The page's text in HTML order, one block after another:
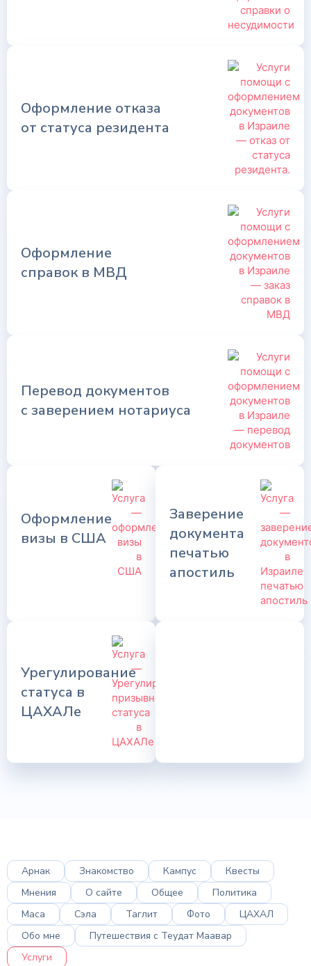
Оформление отказа
от статуса резидента
Оформление
справок в МВД
Перевод документов
с заверением нотариуса
Оформление
визы в США
Заверение
документа
печатью
апостиль
Урегулирование
статуса в
ЦАХАЛе
Арнак Знакомство Кампус
Квесты
Мнения
О сайте Общее
Политика
Маса
Сэла Таглит Фото
ЦАХАЛ
Обо мне
Путешествия с Теудат Маавар
Услуги